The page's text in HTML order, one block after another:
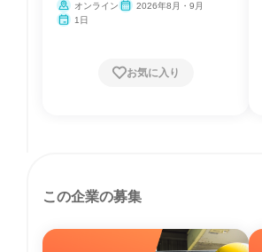
オンライン
2026年8月・9月
1日
お気に入り
この企業の募集